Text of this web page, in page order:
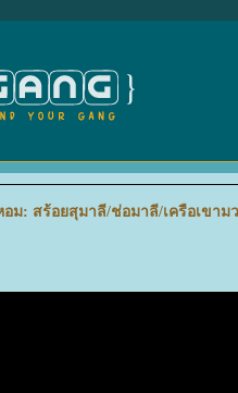
อม: สร้อยสุมาลี/ช่อมาลี/เครือเขา